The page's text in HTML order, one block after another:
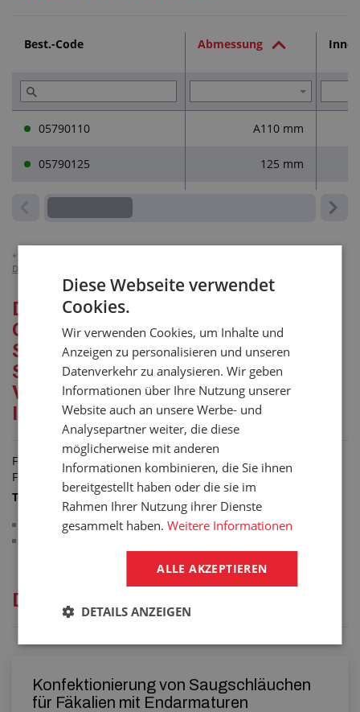
Best.-Code Abmessung
05790110 A110 mm
05790125 125 mm
*)
Detailliert über die MwSt-Abrechnung.
Detaillierte Beschreibung für:
GÜLLEDECKEL FÜR
SCHRAUBBARES
SAUGSCHLAUCH-
VERBINDUNGSSTÜCK MIT
INNENGEWINDE
Fäkaliendeckel mit Innengewinde, dient als Blindkappe für
Fäkalien-Stutzen der schraubbaren Kupplung.
Technische Parameter:
Innengewinde
Dienstleistungen
Konfektionierung von Saugschläuchen
für Fäkalien mit Endarmaturen
Diese Webseite verwendet
Cookies.
Wir verwenden Cookies, um Inhalte und
Anzeigen zu personalisieren und unseren
Datenverkehr zu analysieren. Wir geben
Informationen über Ihre Nutzung unserer
Website auch an unsere Werbe- und
Analysepartner weiter, die diese
möglicherweise mit anderen
Informationen kombinieren, die Sie ihnen
bereitgestellt haben oder die sie im
Rahmen Ihrer Nutzung ihrer Dienste
gesammelt haben.Weitere Informationen
ALLE AKZEPTIEREN
DETAILS ANZEIGEN